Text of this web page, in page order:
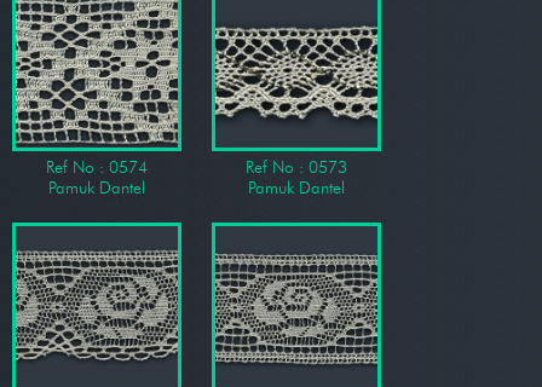
Ref No : 0574
Pamuk Dantel
Ref No : 0573
Pamuk Dantel